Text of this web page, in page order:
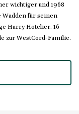
wichtiger und 1968
Wadden für seinen
Harry Hotelier. 16
zur WestCord-Familie.